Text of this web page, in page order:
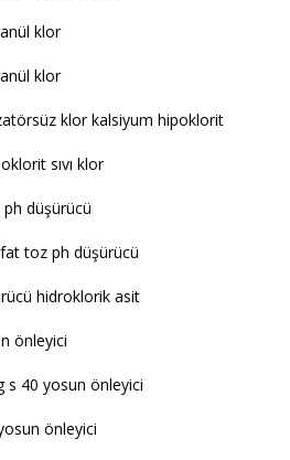
klor
klor
klor kalsiyum hipoklorit
sıvı klor
düşürücü
toz ph düşürücü
hidroklorik asit
önleyici
s 40 yosun önleyici
önleyici